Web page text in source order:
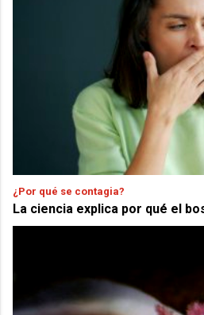
¿Por qué se contagia?
La ciencia explica por qué el